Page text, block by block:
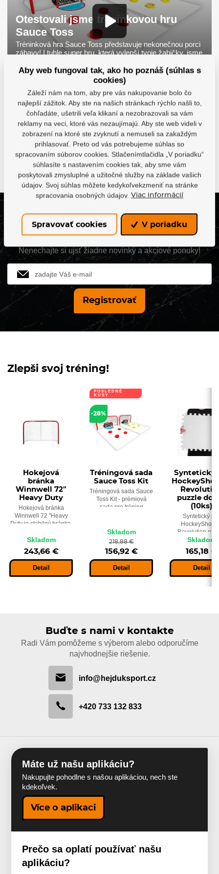
Otestovali jsme tréninkovou hru
Sauce Toss
Tréninková hra Sauce Toss představuje nekonečnou porci
zábavy! I tuhle super hru, která vylepší tvoje žabičky, jsme
ji vezmeš ty?
Otestovali jsme tréninkovou
hru Sauce Toss
Test tréninkových
nahravačů!
Ďalšie videá
Novinky z Hejduk sportu
Nenechajte si ujsť žiadne novinky a akciové ponuky!
Jméno
Registrovať
Zlepši svoj tréning!
Hokejová
bránka
Winnwell 72"
Heavy Duty
Hokejová bránka
Winnwell 72 "Heavy
Duty je stabilný bránka,
pomocníkom pre
tréning streľby pukom
alebo loptičkou.
Skladom
243,66 €
Detail
POSLEDNÉ
KUSY
-28%
Tréningová sada
Sauce Toss Kit
Tréningová sada Sauce
Toss Kit - prémiová
sada pre tréning
predovšetkým ešte
vylepšíte svoje
hokejové zručnosti.
Skladom
218,88 €
156,92 €
Detail
Syntetický
puzzle
(10ks)
Syntetický
HockeyShot
Revolution
doska (10ks)
syntetické
imitujúce
Skladom
165,18 €
Detail
Buďte s nami v kontakte
Radi Vám pomôžeme s výberom alebo odporučíme
najvhodnejšie riešenie.
info@hejduksport.cz
+420 733 132 833
Máte už našu aplikáciu?
Nakupujte pohodlne s našou aplikáciou, nech ste
kdekoľvek.
Více o aplikaci
Prečo sa oplatí používať našu
aplikáciu?
Aby web fungoval tak, ako ho poznáš (súhlas s
cookies)
Záleží nám na tom, aby pre vás nakupovanie bolo čo
najlepší zážitok. Aby ste na našich stránkach rýchlo našli to,
čohľadáte, ušetrili veľa klikaní a nezobrazovali sa vám
reklamy na veci, ktoré vás nezaujímajú. Aby ste web videli v
zobrazení na ktoré ste zvyknutí a nemuseli sa zakaždým
prihlasovať. Preto od vás potrebujeme súhlas so
spracovaním súborov cookies. Stlačenímtlačidla „V poriadku“
súhlasíte s nastavením cookies tak, aby sme vám
poskytovali zmysluplné a užitočné služby na základe vašich
údajov. Svoj súhlas môžete kedykoľvekzmeniť na stránke
spracovania osobných údajov. Viac informácií
Spravovať cookies V poriadku